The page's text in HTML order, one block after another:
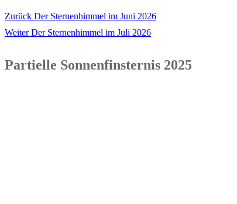
Beitragsnavigation
Zurück Vorheriger
Beitrag:
Der Sternenhimmel im Juni 2026
Weiter Nächster
Der Sternenhimmel im Juli 2026
Partielle Sonnenfinsternis 2025